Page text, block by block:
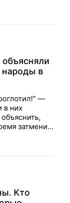
народы в
—
в них
затмений.
версии.
Кто